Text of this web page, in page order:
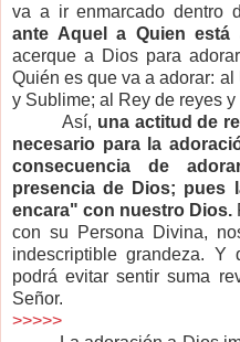
va a ir enmarcado dentro
ante Aquel a Quien está
acerque a Dios para
Quién es que va a adorar:
y Sublime; al Rey de reyes
Así, una actitud de
necesario para la
consecuencia de
presencia de Dios; pues
encara" con nuestro Dios.
con su Persona Divina,
indescriptible grandeza.
podrá evitar sentir suma
Señor.
>>>>>